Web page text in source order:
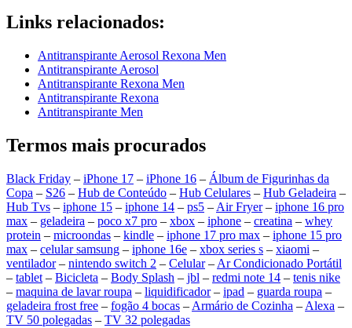
Links relacionados:
Antitranspirante Aerosol Rexona Men
Antitranspirante Aerosol
Antitranspirante Rexona Men
Antitranspirante Rexona
Antitranspirante Men
Termos mais procurados
Black Friday – iPhone 17 – iPhone 16 – Álbum de Figurinhas da
Copa – S26 – Hub de Conteúdo – Hub Celulares – Hub Geladeira –
Hub Tvs – iphone 15 – iphone 14 – ps5 – Air Fryer– iphone 16 pro
max – geladeira – poco x7 pro – xbox – iphone – creatina – whey
protein – microondas – kindle – iphone 17 pro max – iphone 15 pro
max – celular samsung – iphone 16e – xbox series s – xiaomi –
ventilador– nintendo switch 2 – Celular– Ar Condicionado Portátil
– tablet – Bicicleta – Body Splash – jbl – redmi note 14 – tenis nike
– maquina de lavar roupa – liquidificador– ipad – guarda roupa –
geladeira frost free – fogão 4 bocas – Armário de Cozinha – Alexa –
TV 50 polegadas – TV 32 polegadas